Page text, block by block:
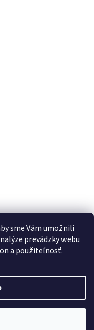
sme Vám umožnili
prevádzky webu
a použiteľnosť.
vyhradené.Upraviť